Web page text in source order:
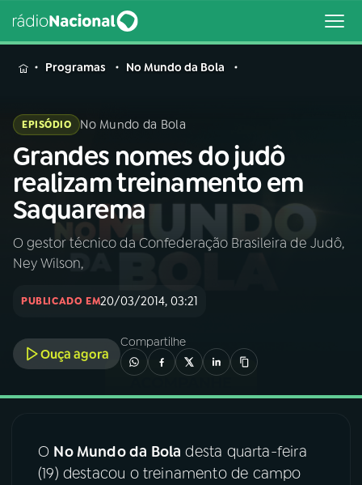
MENU
Buscar
na
Rádio
Nacional
Buscar
AO VIVO
INÍCIO
A RÁDIO
03PROGRAMAÇÃO
04PROGRAMAS
Programas No Mundo da Bola
EPISÓDIO No Mundo da Bola
Grandes nomes do judô
realizam treinamento em
Saquarema
O gestor técnico da Confederação Brasileira de Judô,
Ney Wilson,
PUBLICADO EM20/03/2014, 03:21
Ouça agora
Compartilhe
O No Mundo da Bola desta quarta-feira
(19) destacou o treinamento de campo